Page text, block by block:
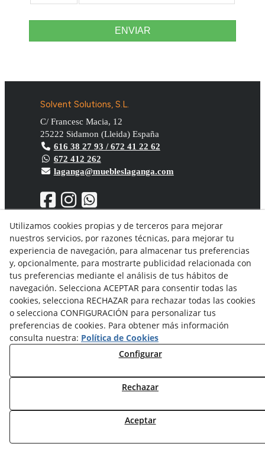
ENVIAR
Solvent Solutions, S.L.
C/ Francesc Macia, 12
25222 Sidamon (Lleida) España
616 38 27 93 / 672 41 22 62
672 412 262
laganga@muebleslaganga.com
Aviso Legal
Política de privacidad
Política Cookies
Condiciones generales de compra
Derecho de desistimiento
Organismos de resolución de conflictos
© 08/2026 Solvent Solutions, S.L. (La Ganga) - Todos los
derechos reservados.
Utilizamos cookies propias y de terceros para mejorar
nuestros servicios, por razones técnicas, para mejorar tu
experiencia de navegación, para almacenar tus preferencias
y, opcionalmente, para mostrarte publicidad relacionada con
tus preferencias mediante el análisis de tus hábitos de
navegación. Selecciona ACEPTAR para consentir todas las
cookies, selecciona RECHAZAR para rechazar todas las cookies
o selecciona CONFIGURACIÓN para personalizar tus
preferencias de cookies. Para obtener más información
consulta nuestra: Política de Cookies
Configurar
Rechazar
Aceptar